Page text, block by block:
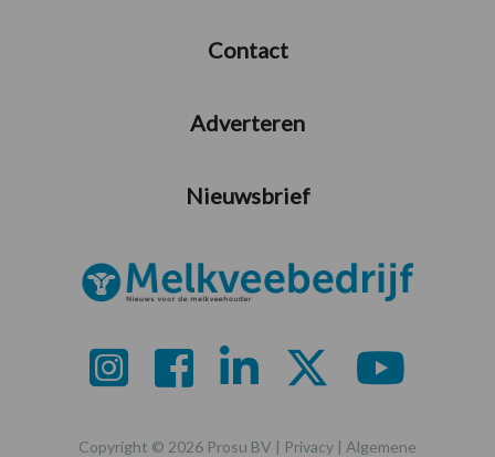
Contact
Adverteren
Nieuwsbrief
Copyright © 2026 Prosu BV | Privacy | Algemene